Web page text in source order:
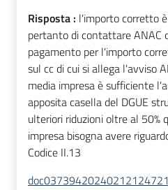
Risposta : l'importo corretto
pertanto di contattare ANAC
pagamento per l'importo
sul cc di cui si allega l'avviso
media impresa è sufficiente
apposita casella del DGUE
ulteriori riduzioni oltre al 50%
impresa bisogna avere
Codice II.13